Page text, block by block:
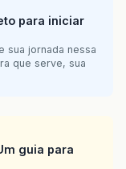
para iniciar
sua jornada nessa
que serve, sua
guia para